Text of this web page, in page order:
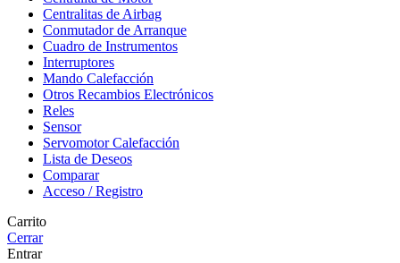
Centralitas de Airbag
Conmutador de Arranque
Cuadro de Instrumentos
Interruptores
Mando Calefacción
Otros Recambios Electrónicos
Reles
Sensor
Servomotor Calefacción
Lista de Deseos
Comparar
Acceso / Registro
Carrito
Cerrar
Entrar